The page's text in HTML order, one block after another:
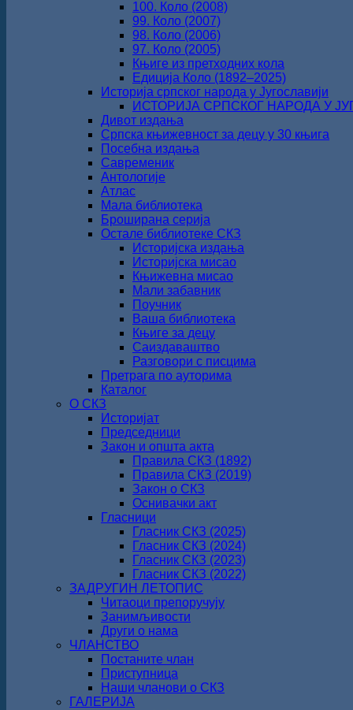
100. Коло (2008)
99. Коло (2007)
98. Коло (2006)
97. Коло (2005)
Књиге из претходних кола
Едиција Коло (1892‒2025)
Историја српског народа у Југославији
ИСТОРИЈА СРПСКОГ НАРОДА У
Дивот издања
Српска књижевност за децу у 30 књига
Посебна издања
Савременик
Антологије
Атлас
Мала библиотека
Броширана серија
Остале библиотеке СКЗ
Историјска издања
Историјска мисао
Књижевна мисао
Мали забавник
Поучник
Ваша библиотека
Књиге за децу
Саиздаваштво
Разговори с писцима
Претрага по ауторима
Каталог
О СКЗ
Историјат
Председници
Закон и општа акта
Правила СКЗ (1892)
Правила СКЗ (2019)
Закон о СКЗ
Оснивачки акт
Гласници
Гласник СКЗ (2025)
Гласник СКЗ (2024)
Гласник СКЗ (2023)
Гласник СКЗ (2022)
ЗАДРУГИН ЛЕТОПИС
Читаоци препоручују
Занимљивости
Други о нама
ЧЛАНСТВО
Постаните члан
Приступница
Наши чланови о СКЗ
ГАЛЕРИЈА